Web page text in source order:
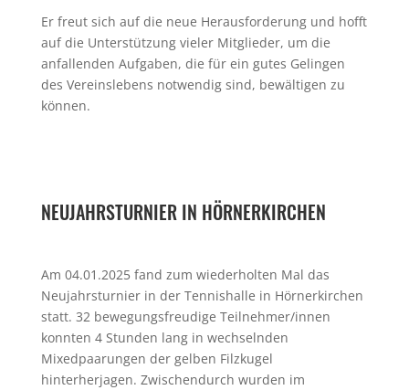
Er freut sich auf die neue Herausforderung und hofft
auf die Unterstützung vieler Mitglieder, um die
anfallenden Aufgaben, die für ein gutes Gelingen
des Vereinslebens notwendig sind, bewältigen zu
können.
NEUJAHRSTURNIER IN HÖRNERKIRCHEN
Am 04.01.2025 fand zum wiederholten Mal das
Neujahrsturnier in der Tennishalle in Hörnerkirchen
statt. 32 bewegungsfreudige Teilnehmer/innen
konnten 4 Stunden lang in wechselnden
Mixedpaarungen der gelben Filzkugel
hinterherjagen. Zwischendurch wurden im